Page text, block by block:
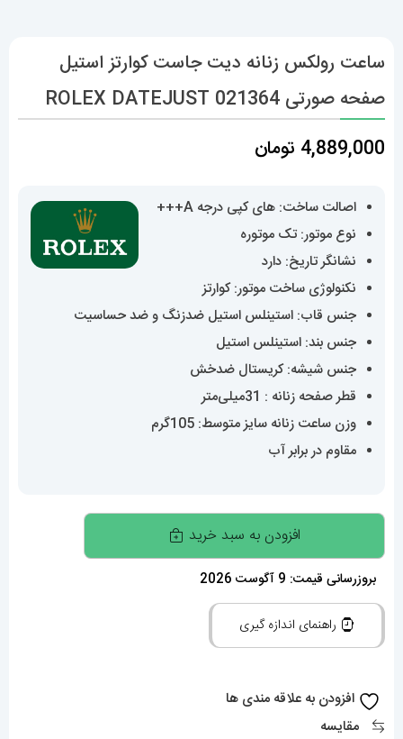
ساعت رولکس زنانه دیت جاست کوارتز استیل
صفحه صورتی 021364 ROLEX DATEJUST
4,889,000 تومان
اصالت ساخت: های کپی درجه A+++
نوع موتور: تک موتوره
نشانگر تاریخ: دارد
نکنولوژی ساخت موتور: کوارتز
جنس قاب: استینلس استیل ضدزنگ و ضد حساسیت
جنس بند: استینلس استیل
جنس شیشه: کریستال ضدخش
قطر صفحه زنانه : 31میلی‌متر
وزن ساعت زنانه سایز متوسط: 105گرم
مقاوم در برابر آب
ساعت
رولکس
زنانه
دیت
جاست
صفحه
افزودن به سبد خرید
بروزرسانی قیمت: 9 آگوست 2026
راهنمای اندازه گیری
افزودن به علاقه مندی ها
مقایسه